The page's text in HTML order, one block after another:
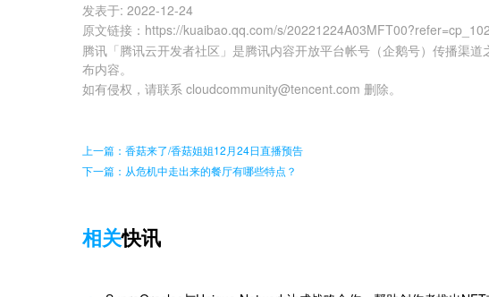
发表于: 2022-12-24
原文链接 ： https://kuaibao.qq.com/s/
腾讯「腾讯云开发者社区」是腾讯内容开放平台帐号（企鹅号）传播渠道
布内容。
如有侵权，请联系 cloudcommunity@tencent.com 删除。
上一篇：香菇来了/香菇姐姐12月24日直播预告
下一篇：从危机中走出来的餐厅有哪些特点？
相关快讯